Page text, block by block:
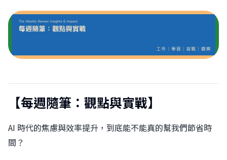
【每週隨筆：觀點與實戰】
AI 時代的焦慮與效率提升，到底能不能真的幫我們節省時
間？